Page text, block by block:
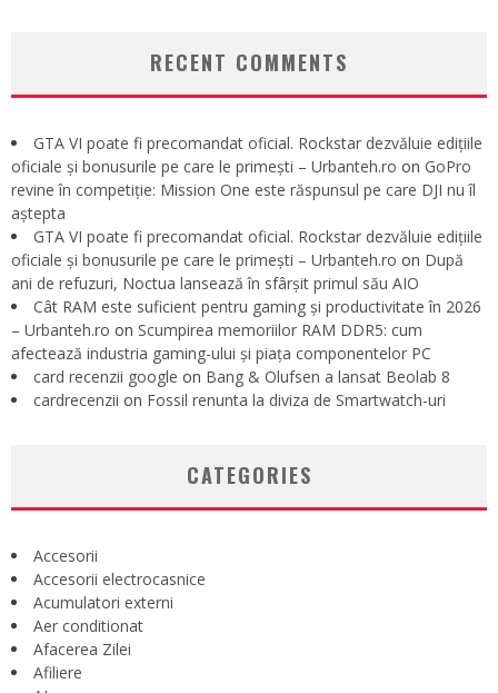
RECENT COMMENTS
GTA VI poate fi precomandat oficial. Rockstar dezvăluie edițiile
oficiale și bonusurile pe care le primești – Urbanteh.ro on GoPro
revine în competiție: Mission One este răspunsul pe care DJI nu îl
aștepta
GTA VI poate fi precomandat oficial. Rockstar dezvăluie edițiile
oficiale și bonusurile pe care le primești – Urbanteh.ro on După
ani de refuzuri, Noctua lansează în sfârșit primul său AIO
Cât RAM este suficient pentru gaming și productivitate în 2026
– Urbanteh.ro on Scumpirea memoriilor RAM DDR5: cum
afectează industria gaming-ului și piața componentelor PC
card recenzii google on Bang & Olufsen a lansat Beolab 8
cardrecenzii on Fossil renunta la diviza de Smartwatch-uri
CATEGORIES
Accesorii
Accesorii electrocasnice
Acumulatori externi
Aer conditionat
Afacerea Zilei
Afiliere